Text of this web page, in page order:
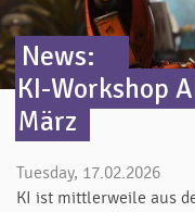
News:
KI-Workshop
März
Tuesday, 17.02.2026
KI ist mittlerweile aus